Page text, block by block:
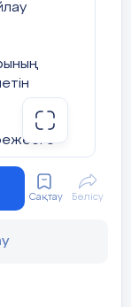
«Басбармақ»
нені үйрендім
түсінбедім
жалғастыру
№11, №12.
Суреттегі барлық
6
Сақтау Бөлісу